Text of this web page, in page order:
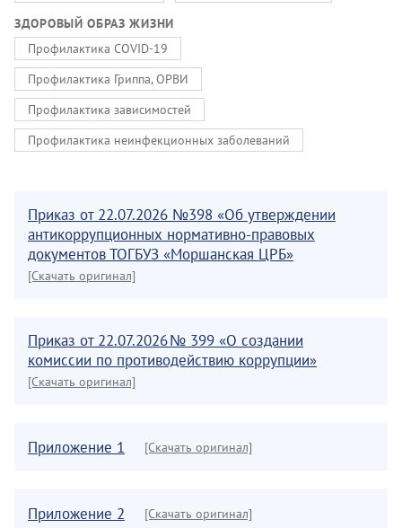
ЗДОРОВЫЙ ОБРАЗ ЖИЗНИ
Профилактика COVID-19
Профилактика Гриппа, ОРВИ
Профилактика зависимостей
Профилактика неинфекционных заболеваний
Приказ от 22.07.2026 №398 «Об утверждении
антикоррупционных нормативно-правовых
документов ТОГБУЗ «Моршанская ЦРБ»
[Скачать оригинал]
Приказ от 22.07.2026 № 399 «О создании
комиссии по противодействию коррупции»
[Скачать оригинал]
Приложение 1 [Скачать оригинал]
Приложение 2 [Скачать оригинал]